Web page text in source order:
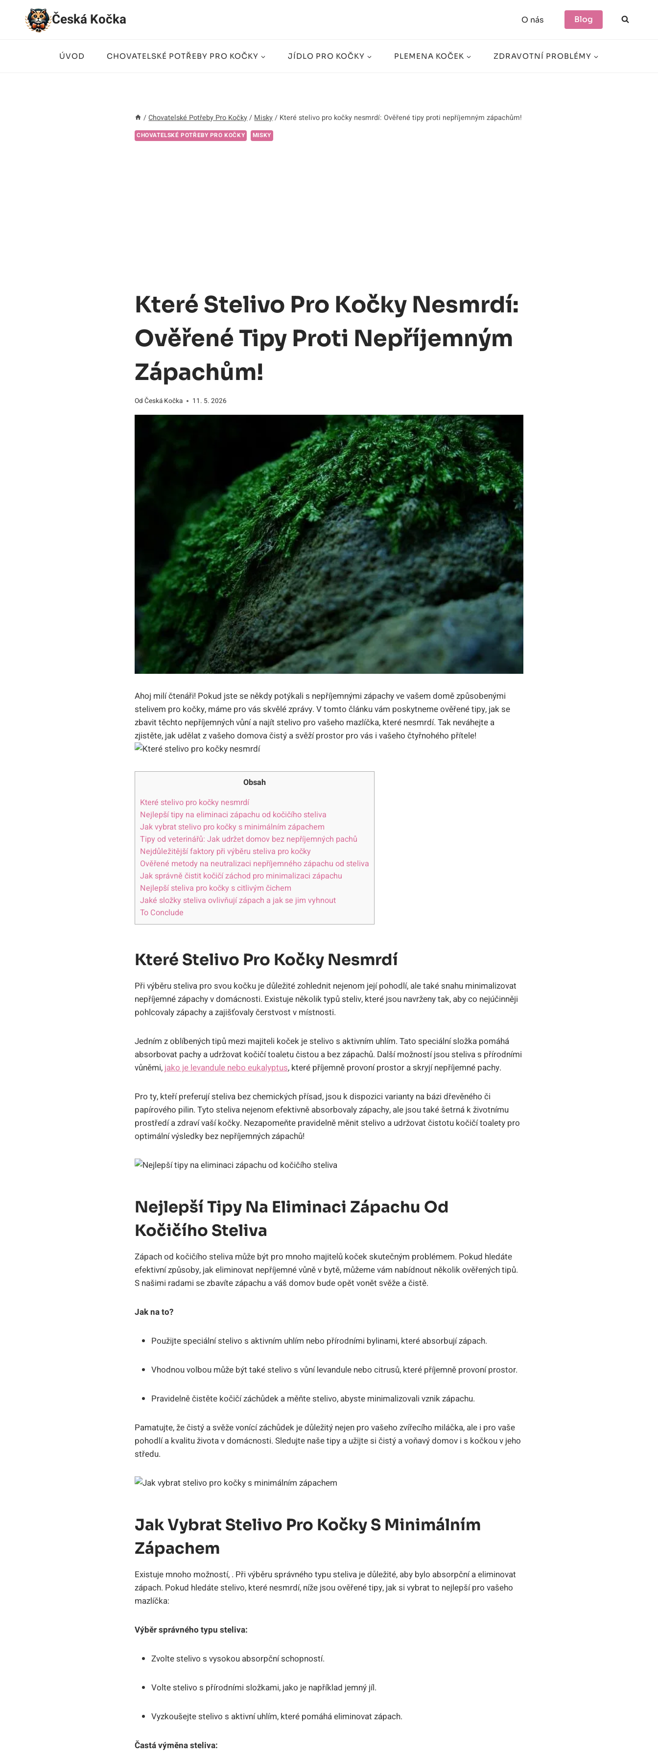
Přeskočit
Česká Kočka O nás Blog
ÚVOD CHOVATELSKÉ POTŘEBY PRO KOČKY JÍDLO PRO KOČKY PLEMENA KOČEK ZDRAVOTNÍ PROBLÉMY
/ Chovatelské Potřeby Pro Kočky / Misky / Které stelivo pro kočky nesmrdí: Ověřené tipy proti nepříjemným zápachům!
CHOVATELSKÉ POTŘEBY PRO KOČKY MISKY
Které Stelivo Pro Kočky Nesmrdí:
Ověřené Tipy Proti Nepříjemným
Zápachům!
Od Česká Kočka 11. 5. 2026
Ahoj milí čtenáři! Pokud jste se někdy potýkali s nepříjemnými zápachy ve vašem domě způsobenými
stelivem pro kočky, máme pro vás skvělé zprávy. V tomto článku vám poskytneme ověřené tipy, jak se
zbavit těchto nepříjemných vůní a najít stelivo pro vašeho mazlíčka, které nesmrdí. Tak neváhejte a
zjistěte, jak udělat z vašeho domova čistý a svěží prostor pro vás i vašeho čtyřnohého přítele!
Obsah
Které stelivo pro kočky nesmrdí
Nejlepší tipy na eliminaci zápachu od kočičího steliva
Jak vybrat stelivo pro kočky s minimálním zápachem
Tipy od veterinářů: Jak udržet domov bez nepříjemných pachů
Nejdůležitější faktory při výběru steliva pro kočky
Ověřené metody na neutralizaci nepříjemného zápachu od steliva
Jak správně čistit kočičí záchod pro minimalizaci zápachu
Nejlepší steliva pro kočky s citlivým čichem
Jaké složky steliva ovlivňují zápach a jak se jim vyhnout
To Conclude
Které Stelivo Pro Kočky Nesmrdí
Při výběru steliva pro svou kočku je důležité zohlednit nejenom její pohodlí, ale také snahu minimalizovat
nepříjemné zápachy v domácnosti. Existuje několik typů steliv, které jsou navrženy tak, aby co nejúčinněji
pohlcovaly zápachy a zajišťovaly čerstvost v místnosti.
Jedním z oblíbených tipů mezi majiteli koček je stelivo s aktivním uhlím. Tato speciální složka pomáhá
absorbovat pachy a udržovat kočičí toaletu čistou a bez zápachů. Další možností jsou steliva s přírodními
vůněmi, jako je levandule nebo eukalyptus, které příjemně provoní prostor a skryjí nepříjemné pachy.
Pro ty, kteří preferují steliva bez chemických přísad, jsou k dispozici varianty na bázi dřevěného či
papírového pilin. Tyto steliva nejenom efektivně absorbovaly zápachy, ale jsou také šetrná k životnímu
prostředí a zdraví vaší kočky. Nezapomeňte pravidelně měnit stelivo a udržovat čistotu kočičí toalety pro
optimální výsledky bez nepříjemných zápachů!
Nejlepší Tipy Na Eliminaci Zápachu Od
Kočičího Steliva
Zápach od kočičího steliva může být pro mnoho majitelů koček skutečným problémem. Pokud hledáte
efektivní způsoby, jak eliminovat nepříjemné vůně v bytě, můžeme vám nabídnout několik ověřených tipů.
S našimi radami se zbavíte zápachu a váš domov bude opět vonět svěže a čistě.
Jak na to?
Použijte speciální stelivo s aktivním uhlím nebo přírodními bylinami, které absorbují zápach.
Vhodnou volbou může být také stelivo s vůní levandule nebo citrusů, které příjemně provoní prostor.
Pravidelně čistěte kočičí záchůdek a měňte stelivo, abyste minimalizovali vznik zápachu.
Pamatujte, že čistý a svěže vonící záchůdek je důležitý nejen pro vašeho zvířecího miláčka, ale i pro vaše
pohodlí a kvalitu života v domácnosti. Sledujte naše tipy a užijte si čistý a voňavý domov i s kočkou v jeho
středu.
Jak Vybrat Stelivo Pro Kočky S Minimálním
Zápachem
Existuje mnoho možností, . Při výběru správného typu steliva je důležité, aby bylo absorpční a eliminovat
zápach. Pokud hledáte stelivo, které nesmrdí, níže jsou ověřené tipy, jak si vybrat to nejlepší pro vašeho
mazlíčka:
Výběr správného typu steliva:
Zvolte stelivo s vysokou absorpční schopností.
Volte stelivo s přírodními složkami, jako je například jemný jíl.
Vyzkoušejte stelivo s aktivní uhlím, které pomáhá eliminovat zápach.
Častá výměna steliva: